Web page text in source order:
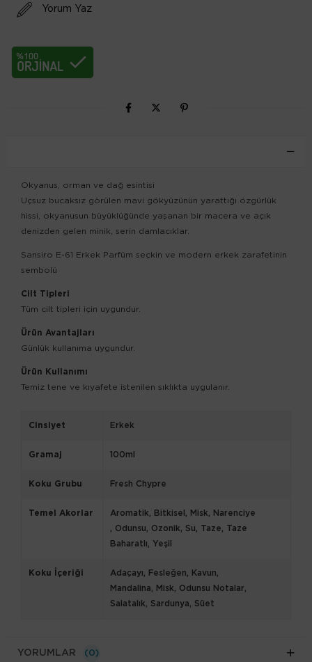
Yorum Yaz
Okyanus, orman ve dağ esintisi
Uçsuz bucaksız görülen mavi gökyüzünün yarattığı özgürlük
hissi, okyanusun büyüklüğünde yaşanan bir macera ve açık
denizden gelen minik, serin damlacıklar.
Sansiro E-61 Erkek Parfüm seçkin ve modern erkek zarafetinin
sembolü
Cilt Tipleri
Tüm cilt tipleri için uygundur.
Ürün Avantajları
Günlük kullanıma uygundur.
Ürün Kullanımı
Temiz tene ve kıyafete istenilen sıklıkta uygulanır.
Cinsiyet Erkek
Gramaj 100ml
Koku Grubu Fresh Chypre
Temel Akorlar Aromatik Bitkisel Misk
Narenciye
Odunsu
Ozonik Su Taze
Taze
Baharatlı
Yeşil
Koku İçeriği Adaçayı Fesleğen
Kavun
Mandalina
Misk
Odunsu Notalar
Salatalık
Sardunya Süet
YORUMLAR (0)